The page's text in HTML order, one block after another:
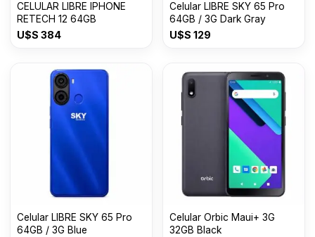
CELULAR LIBRE IPHONE
RETECH 12 64GB
U$S 384
Celular LIBRE SKY 65 Pro
64GB / 3G Dark Gray
U$S 129
Celular LIBRE SKY 65 Pro
64GB / 3G Blue
Celular Orbic Maui+ 3G
32GB Black